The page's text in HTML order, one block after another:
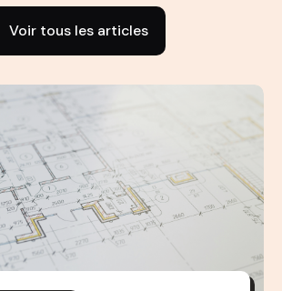
Voir tous les articles